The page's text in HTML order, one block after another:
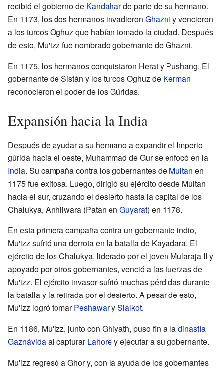
recibió el gobierno de Kandaharde parte de su hermano.
En 1173, los dos hermanos invadieron Ghazni y vencieron
a los turcos Oghuz que habían tomado la ciudad. Después
de esto, Mu'izz fue nombrado gobernante de Ghazni.
En 1175, los hermanos conquistaron Herat y Pushang. El
gobernante de Sistán y los turcos Oghuz de Kerman
reconocieron el poder de los Gúridas.
Expansión hacia la India
Después de ayudar a su hermano a expandir el Imperio
gúrida hacia el oeste, Muhammad de Gur se enfocó en la
India. Su campaña contra los gobernantes de Multan en
1175 fue exitosa. Luego, dirigió su ejército desde Multan
hacia el sur, cruzando el desierto hasta la capital de los
Chalukya, Anhilwara (Patan en Guyarat) en 1178.
En esta primera campaña contra un gobernante indio,
Mu'izz sufrió una derrota en la batalla de Kayadara. El
ejército de los Chalukya, liderado por el joven Mularaja II y
apoyado por otros gobernantes, venció a las fuerzas de
Mu'izz. El ejército invasor sufrió muchas pérdidas durante
la batalla y la retirada por el desierto. A pesar de esto,
Mu'izz logró tomarPeshawarySialkot.
En 1186, Mu'izz, junto con Ghiyath, puso fin a ladinastía
Gaznávidaal capturarLahorey ejecutar a su gobernante.
Mu'izz regresó a Ghor y, con la ayuda de los gobernantes